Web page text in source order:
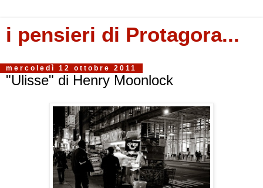
i pensieri di Protagora...
mercoledì 12 ottobre 2011
"Ulisse" di Henry Moonlock